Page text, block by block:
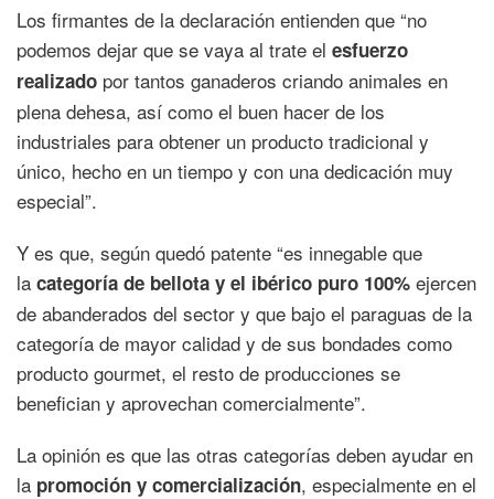
Los firmantes de la declaración entienden que “no
podemos dejar que se vaya al trate el esfuerzo
realizado por tantos ganaderos criando animales en
plena dehesa, así como el buen hacer de los
industriales para obtener un producto tradicional y
único, hecho en un tiempo y con una dedicación muy
especial”.
Y es que, según quedó patente “es innegable que
la categoría de bellota y el ibérico puro 100% ejercen
de abanderados del sector y que bajo el paraguas de la
categoría de mayor calidad y de sus bondades como
producto gourmet, el resto de producciones se
benefician y aprovechan comercialmente”.
La opinión es que las otras categorías deben ayudar en
la promoción y comercialización, especialmente en el